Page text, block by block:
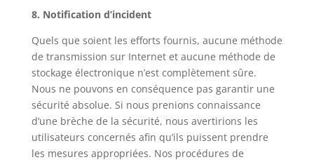
8. Notification d’incident
Quels que soient les efforts fournis, aucune méthode
de transmission sur Internet et aucune méthode de
stockage électronique n’est complètement sûre.
Nous ne pouvons en conséquence pas garantir une
sécurité absolue. Si nous prenions connaissance
d’une brèche de la sécurité, nous avertirions les
utilisateurs concernés afin qu’ils puissent prendre
les mesures appropriées. Nos procédures de